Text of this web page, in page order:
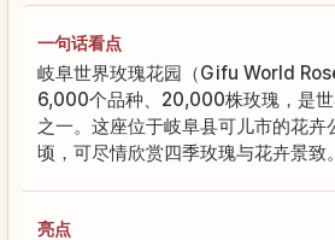
一句话看点
岐阜世界玫瑰花园（Gifu World
6,000个品种、20,000株玫瑰，是
之一。这座位于岐阜县可儿市的花
顷，可尽情欣赏四季玫瑰与花卉景致。
亮点